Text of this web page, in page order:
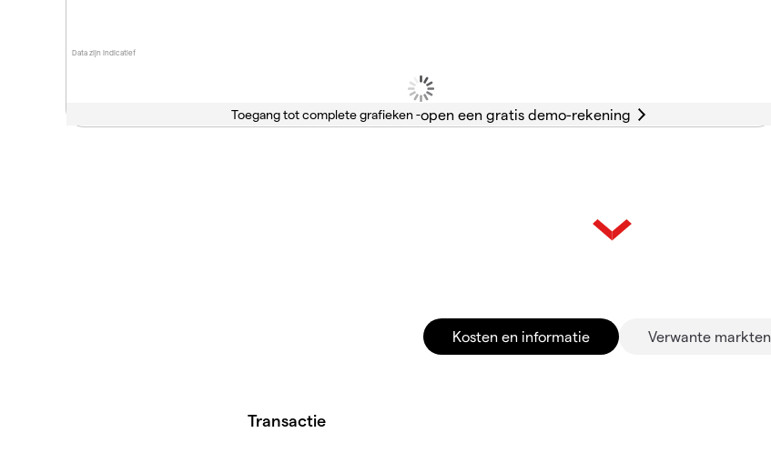
Data zijn indicatief
Toegang tot complete grafieken -
Kosten en informatie Verwante markten